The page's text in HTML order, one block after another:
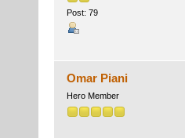
Post: 79
Omar Piani
Hero Member